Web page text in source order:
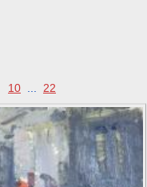
10 ... 22